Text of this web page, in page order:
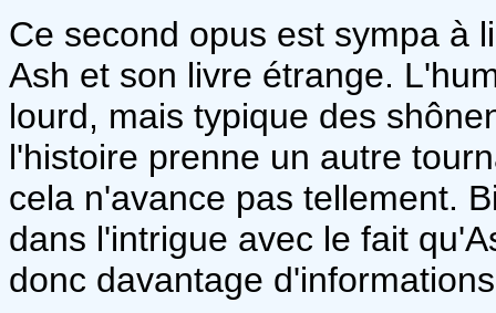
Ce second opus est sympa à
Ash et son livre étrange.
lourd, mais typique des
l'histoire prenne un autre
cela n'avance pas tellement.
dans l'intrigue avec le fait
donc davantage